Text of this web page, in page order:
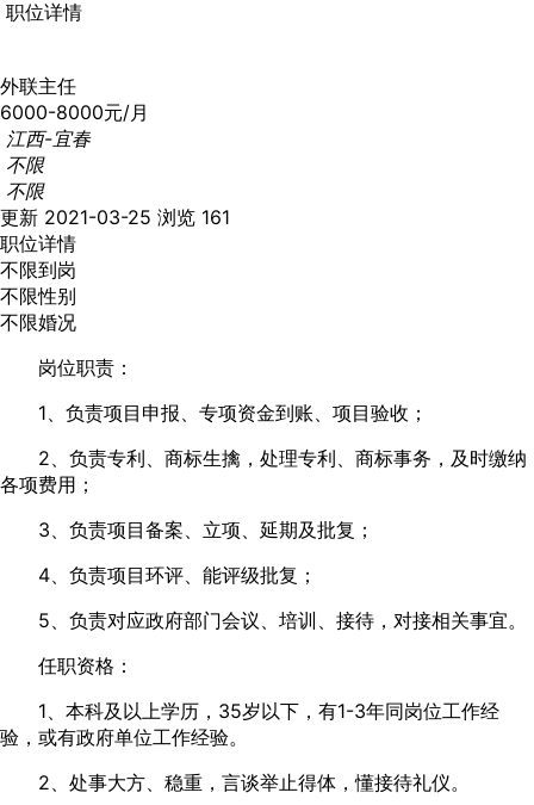
职位详情
外联主任
6000-8000元/月
江西-宜春
不限
不限
更新 2021-03-25 浏览 161
职位详情
不限到岗
不限性别
不限婚况
岗位职责：
1、负责项目申报、专项资金到账、项目验收；
2、负责专利、商标生擒，处理专利、商标事务，及时缴纳
各项费用；
3、负责项目备案、立项、延期及批复；
4、负责项目环评、能评级批复；
5、负责对应政府部门会议、培训、接待，对接相关事宜。
任职资格：
1、本科及以上学历，35岁以下，有1-3年同岗位工作经
验，或有政府单位工作经验。
2、处事大方、稳重，言谈举止得体，懂接待礼仪。